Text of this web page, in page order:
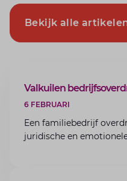
Bekijk alle
ARTIKEL
Valkuilen
6 FEBRUARI
Een familiebedrijf
juridische en